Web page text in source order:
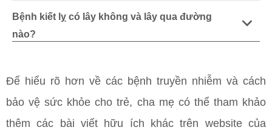
Bệnh kiết lỵ có lây không và lây qua đường
nào?
Để hiểu rõ hơn về các bệnh truyền nhiễm và cách
bảo vệ sức khỏe cho trẻ, cha mẹ có thể tham khảo
thêm các bài viết hữu ích khác trên website của